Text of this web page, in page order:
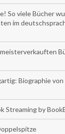
So viele Bücher
im
Biographie
Streaming by